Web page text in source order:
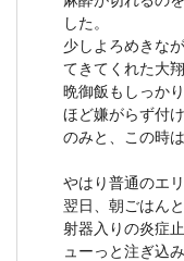
した。
少しよろめきな
てきてくれた大
晩御飯もしっか
ほど嫌がらず付
のみと、この時
やはり普通のエ
翌日、朝ごはん
射器入りの炎症
ューっと注ぎ込